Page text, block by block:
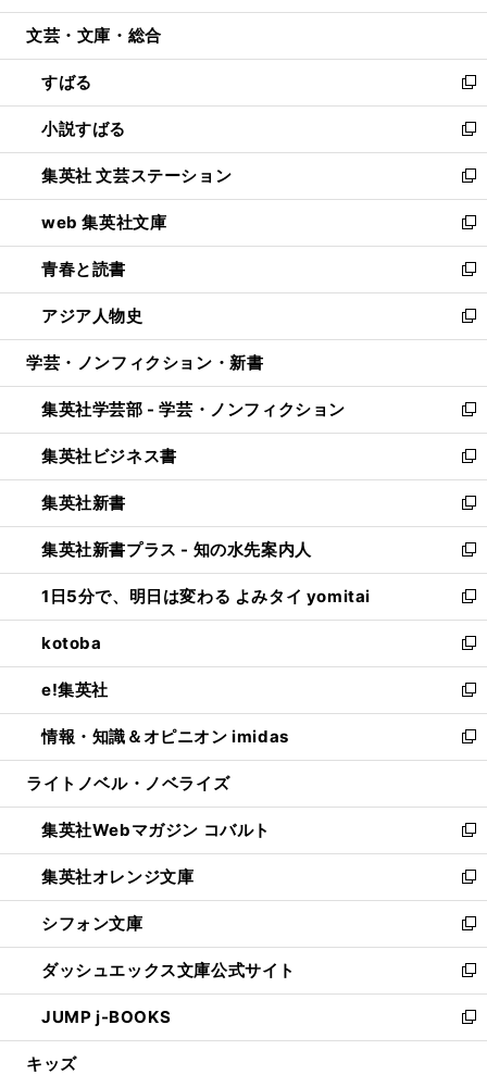
開
ウ
開
く
ン
ウ
で
開
く
ウ
ン
ド
ウ
で
開
く
文芸・文庫・総合
すばる
新
し
い
ウ
ィ
ン
ド
ウ
で
開
く
小説すばる
新
し
い
ウ
ィ
ン
ド
ウ
で
開
集英社 文芸ステーション
新
し
い
ウ
ィ
ン
ド
ウ
開
く
web 集英社文庫
新
し
い
ウ
ィ
ン
ウ
で
開
く
青春と読書
新
し
い
ウ
ン
ド
ウ
で
開
く
アジア人物史
新
し
ウ
ィ
ン
ド
ウ
で
開
く
学芸・ノンフィクション・新書
集英社学芸部 - 学芸・ノンフィクション
新
し
い
ウ
ィ
ン
ド
ウ
で
開
く
集英社ビジネス書
新
し
い
ウ
ィ
ン
ド
ウ
で
開
く
集英社新書
新
し
い
ウ
ィ
ン
ド
ウ
で
開
く
集英社新書プラス - 知の水先案内人
新
し
い
ウ
ィ
ン
ド
ウ
で
開
1日5分で、明日は変わる よみタイ yomitai
新
し
い
ウ
ィ
ン
ド
ウ
開
く
kotoba
新
し
い
ウ
ィ
ン
ウ
で
開
く
e!集英社
新
し
い
ウ
ン
ド
ウ
で
開
く
情報・知識＆オピニオン imidas
新
し
ウ
ィ
ン
ド
ウ
で
開
く
ライトノベル・ノベライズ
集英社Webマガジン コバルト
新
し
い
ウ
ィ
ン
ド
ウ
で
開
集英社オレンジ文庫
新
し
い
ウ
ィ
ン
ド
ウ
シフォン文庫
新
し
い
ウ
ィ
ン
ダッシュエックス文庫公式サイト
新
し
い
ウ
JUMP j-BOOKS
新
し
キッズ